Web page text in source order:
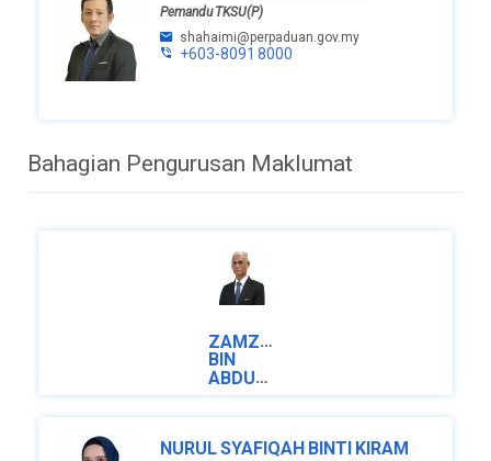
Pemandu TKSU(P)
shahaimi@perpaduan.gov.my
+603-8091 8000
Bahagian Pengurusan Maklumat
ZAMZURI
BIN
ABDULLAH
NURUL SYAFIQAH BINTI KIRAM